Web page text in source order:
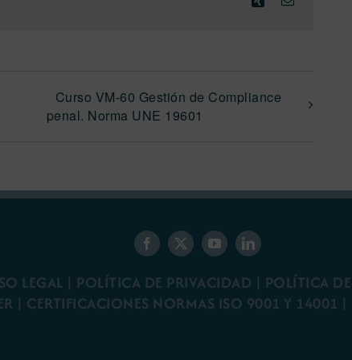
Curso VM-60 Gestión de Compliance
penal. Norma UNE 19601
LEGAL | POLÍTICA DE PRIVACIDAD | POLÍTICA
| CERTIFICACIONES NORMAS ISO 9001 Y 14001 |